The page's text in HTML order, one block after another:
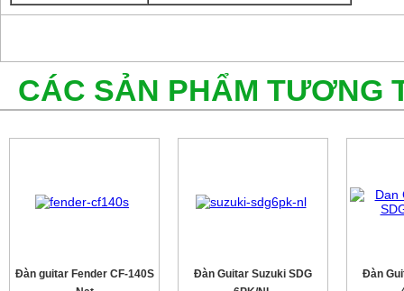
CÁC SẢN PHẨM TƯƠNG
Đàn guitar Fender CF-140S
Đàn Guitar Suzuki SDG
Đàn